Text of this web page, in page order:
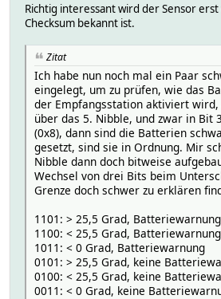
Richtig interessant wird der Sensor erst
Checksum bekannt ist.
Zitat
Ich habe nun noch mal ein Paar
eingelegt, um zu prüfen, wie das
der Empfangsstation aktiviert
über das 5. Nibble, und zwar in Bit
(0x8), dann sind die Batterien
gesetzt, sind sie in Ordnung. Mir
Nibble dann doch bitweise
Wechsel von drei Bits beim
Grenze doch schwer zu erklären
1101: > 25,5 Grad, Batteriewarnung
1100: < 25,5 Grad, Batteriewarnung
1011: < 0 Grad, Batteriewarnung
0101: > 25,5 Grad, keine
0100: < 25,5 Grad, keine
0011: < 0 Grad, keine